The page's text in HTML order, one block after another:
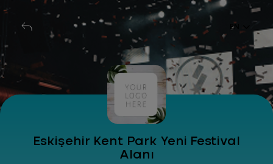
EN
Eskişehir Kent Park Yeni Festival
Alanı